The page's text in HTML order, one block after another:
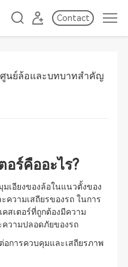
Contact
ศูนย์ล้อและบทบาทสำคัญ
ร์คืออะไร?
เอียงของล้อในแนวตั้งของ
วามเสถียรของรถ ในการ
สเตอร์ที่ถูกต้องมีความ
วามปลอดภัยของรถ
อการควบคุมและเสถียรภาพ